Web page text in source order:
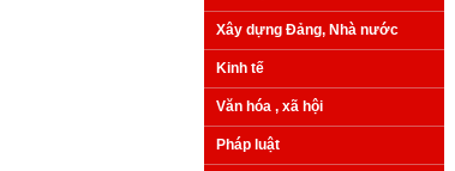
Xây dựng Đảng, Nhà nước
Kinh tế
Văn hóa , xã hội
Pháp luật